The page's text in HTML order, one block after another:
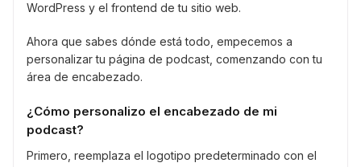
WordPress y el frontend de tu sitio web.
Ahora que sabes dónde está todo, empecemos a
personalizar tu página de podcast, comenzando con tu
área de encabezado.
¿Cómo personalizo el encabezado de mi
podcast?
Primero, reemplaza el logotipo predeterminado con el